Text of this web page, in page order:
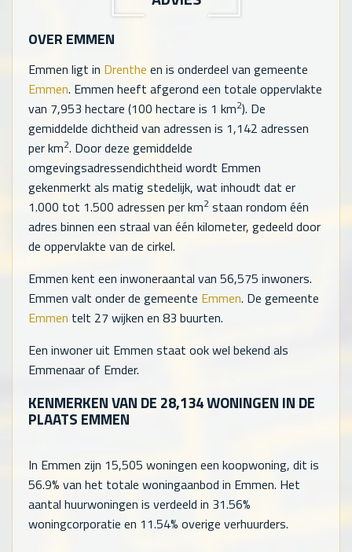
OVER EMMEN
Emmen ligt in Drenthe en is onderdeel van gemeente
Emmen. Emmen heeft afgerond een totale oppervlakte
van 7,953 hectare (100 hectare is 1 km2). De
gemiddelde dichtheid van adressen is 1,142 adressen
per km2. Door deze gemiddelde
omgevingsadressendichtheid wordt Emmen
gekenmerkt als matig stedelijk, wat inhoudt dat er
1.000 tot 1.500 adressen per km2 staan rondom één
adres binnen een straal van één kilometer, gedeeld door
de oppervlakte van de cirkel.
Emmen kent een inwoneraantal van 56,575 inwoners.
Emmen valt onder de gemeente Emmen. De gemeente
Emmen telt 27 wijken en 83 buurten.
Een inwoner uit Emmen staat ook wel bekend als
Emmenaar of Emder.
KENMERKEN VAN DE 28,134WONINGEN IN DE
PLAATS EMMEN
In Emmen zijn 15,505 woningen een koopwoning, dit is
56.9% van het totale woningaanbod in Emmen. Het
aantal huurwoningen is verdeeld in 31.56%
woningcorporatie en 11.54% overige verhuurders.